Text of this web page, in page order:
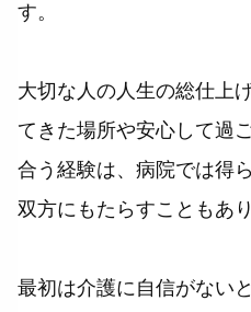
す。
大切な人の人生の総仕上
てきた場所や安心して過
合う経験は、病院では得
双方にもたらすこともあり
最初は介護に自信がない